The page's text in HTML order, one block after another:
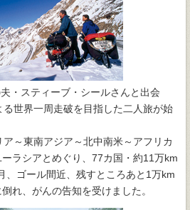
・スティーブ・シールさんと出会
世界一周走破を目指した二人旅が始
～東南アジア～北中南米～アフリカ
ラシアとめぐり、77カ国・約11万km
、ゴール間近、残すところあと1万km
れ、がんの告知を受けました。